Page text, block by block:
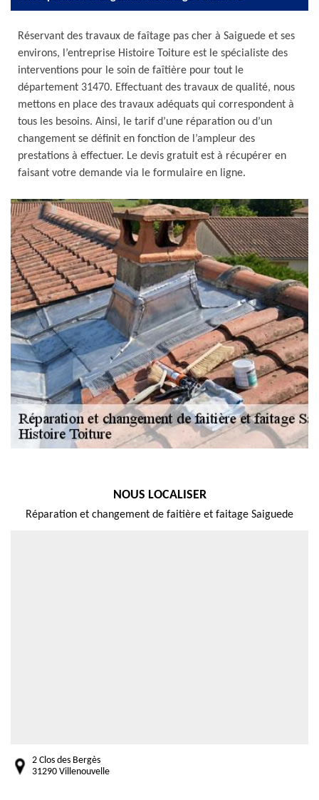
Réservant des travaux de faîtage pas cher à Saiguede et ses
environs, l’entreprise Histoire Toiture est le spécialiste des
interventions pour le soin de faîtière pour tout le
département 31470. Effectuant des travaux de qualité, nous
mettons en place des travaux adéquats qui correspondent à
tous les besoins. Ainsi, le tarif d’une réparation ou d’un
changement se définit en fonction de l’ampleur des
prestations à effectuer. Le devis gratuit est à récupérer en
faisant votre demande via le formulaire en ligne.
NOUS LOCALISER
Réparation et changement de faitière et faitage Saiguede
2 Clos des Bergès
31290 Villenouvelle